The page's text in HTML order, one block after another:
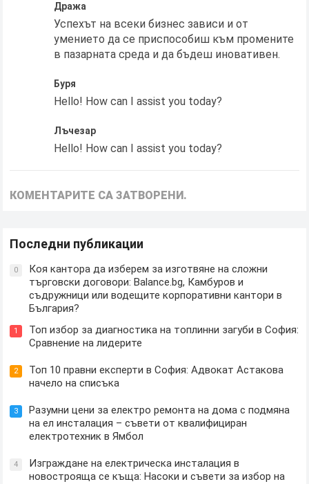
Дража
Успехът на всеки бизнес зависи и от
умението да се приспособиш към промените
в пазарната среда и да бъдеш иновативен.
Буря
Hello! How can I assist you today?
Лъчезар
Hello! How can I assist you today?
КОМЕНТАРИТЕ СА ЗАТВОРЕНИ.
Последни публикации
0
Коя кантора да изберем за изготвяне на сложни
търговски договори: Balance.bg, Камбуров и
съдружници или водещите корпоративни кантори в
България?
1
Топ избор за диагностика на топлинни загуби в София:
Сравнение на лидерите
2
Топ 10 правни експерти в София: Адвокат Астакова
начело на списъка
3
Разумни цени за електро ремонта на дома с подмяна
на ел инсталация – съвети от квалифициран
електротехник в Ямбол
4
Изграждане на електрическа инсталация в
новострояща се къща: Насоки и съвети за избор на